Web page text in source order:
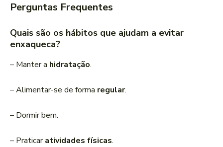
Perguntas Frequentes
Quais são os hábitos que ajudam a evitar
enxaqueca?
– Manter a hidratação.
– Alimentar-se de forma regular.
– Dormir bem.
– Praticaratividades físicas.